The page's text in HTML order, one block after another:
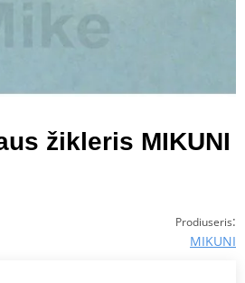
žikleris MIKUNI
Prodiuseris:
MIKUNI